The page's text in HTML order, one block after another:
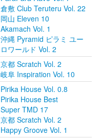
倉敷 Club Teruteru Vol. 22
岡山 Eleven 10
Akamach Vol. 1
沖縄 Pyramid ピラミ ユー
ロワールド Vol. 2
京都 Scratch Vol. 2
岐阜 Inspiration Vol. 10
Pirika House Vol. 0.8
Pirika House Best
Super TMD 17
京都 Scratch Vol. 2
Happy Groove Vol. 1